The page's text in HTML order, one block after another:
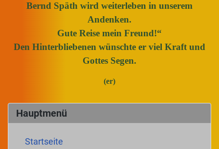
Hauptmenü
Startseite
Bernd Späth wird weiterleben in unserem
Andenken.
Gute Reise mein Freund!“
Den Hinterbliebenen wünschte er viel Kraft und
Gottes Segen.
(er)